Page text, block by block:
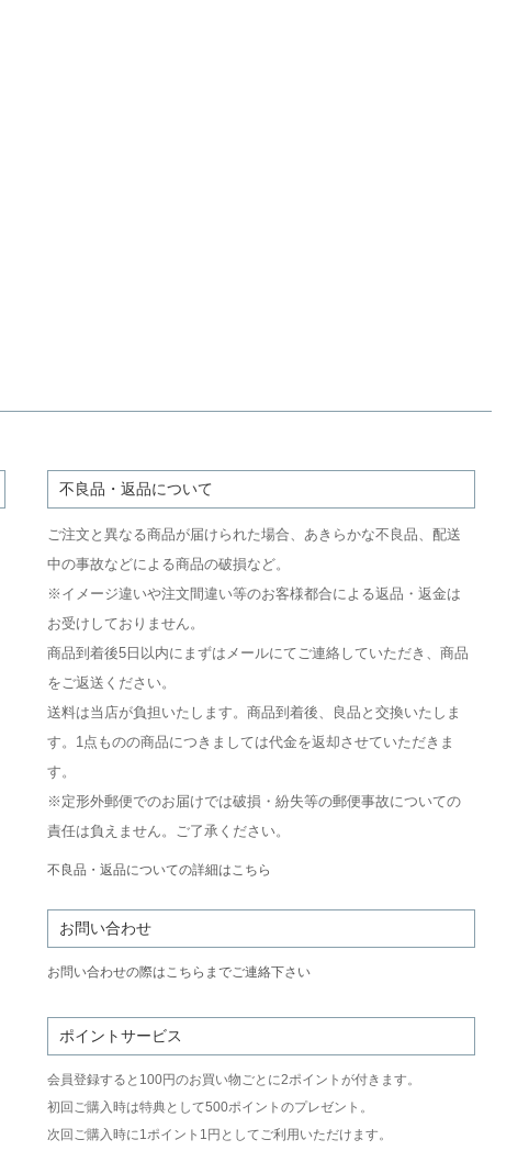
不良品・返品について
ご注文と異なる商品が届けられた場合、あきらかな不良品、配送
中の事故などによる商品の破損など。
※イメージ違いや注文間違い等のお客様都合による返品・返金は
お受けしておりません。
商品到着後5日以内にまずはメールにてご連絡していただき、商品
をご返送ください。
送料は当店が負担いたします。商品到着後、良品と交換いたしま
す。1点ものの商品につきましては代金を返却させていただきま
す。
※定形外郵便でのお届けでは破損・紛失等の郵便事故についての
責任は負えません。ご了承ください。
不良品・返品についての詳細はこちら
お問い合わせ
お問い合わせの際はこちらまでご連絡下さい
ポイントサービス
会員登録すると100円のお買い物ごとに2ポイントが付きます。
初回ご購入時は特典として500ポイントのプレゼント。
次回ご購入時に1ポイント1円としてご利用いただけます。